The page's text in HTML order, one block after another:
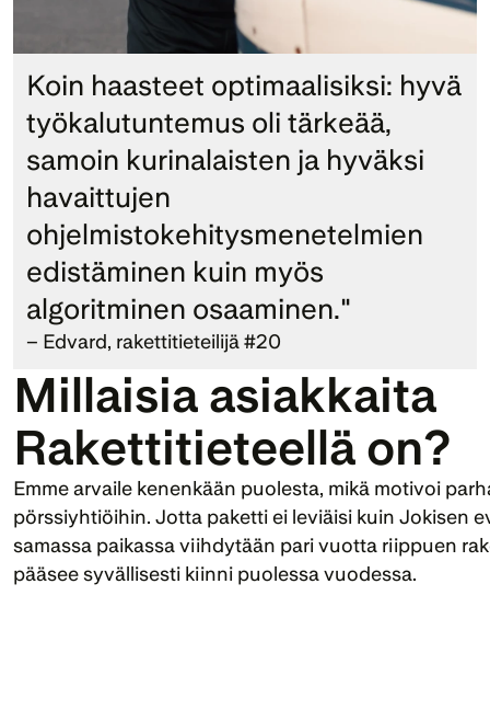
Koin haasteet optimaalisiksi: hyvä
työkalutuntemus oli tärkeää,
samoin kurinalaisten ja hyväksi
havaittujen
ohjelmistokehitysmenetelmien
edistäminen kuin myös
algoritminen osaaminen."
– Edvard, rakettitieteilijä #20
Millaisia asiakkaita
Rakettitieteellä on?
Emme arvaile kenenkään puolesta, mikä motivoi
pörssiyhtiöihin. Jotta paketti ei leviäisi kuin Jokisen
samassa paikassa viihdytään pari vuotta riippuen
pääsee syvällisesti kiinni puolessa vuodessa.